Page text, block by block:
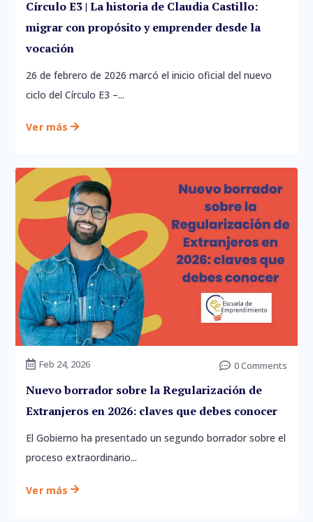
Círculo E3 | La historia de Claudia Castillo:
migrar con propósito y emprender desde la
vocación
26 de febrero de 2026 marcó el inicio oficial del nuevo
ciclo del Círculo E3 –...
Ver más 
 Feb 24, 2026  0 Comments
Nuevo borrador sobre la Regularización de
Extranjeros en 2026: claves que debes conocer
El Gobierno ha presentado un segundo borrador sobre el
proceso extraordinario...
Ver más 